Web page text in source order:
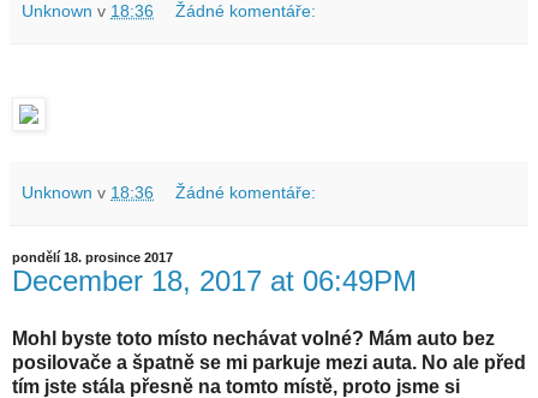
Unknown v 18:36 Žádné komentáře:
Unknown v 18:36 Žádné komentáře:
pondělí 18. prosince 2017
December 18, 2017 at 06:49PM
Mohl byste toto místo nechávat volné? Mám auto bez
posilovače a špatně se mi parkuje mezi auta. No ale před
tím jste stála přesně na tomto místě, proto jsme si